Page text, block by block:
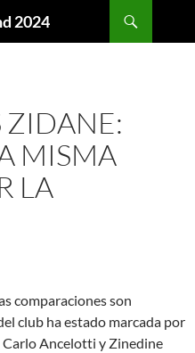
2024
ZIDANE:
MISMA
LA
comparaciones son
club ha estado marcada por
Ancelotti y Zinedine